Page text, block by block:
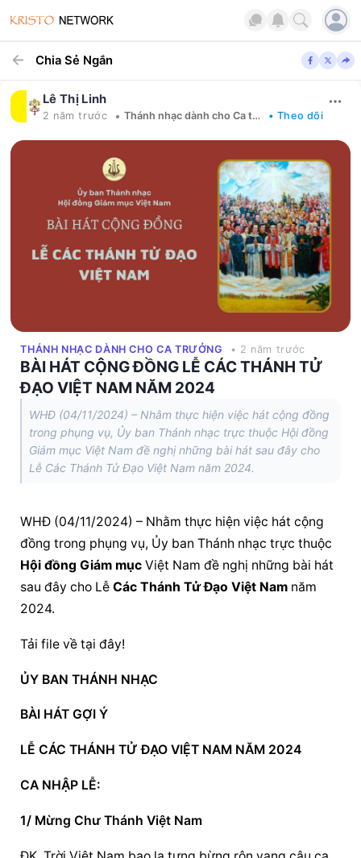
Chia Sẻ Ngắn
Lê Thị Linh
2 năm trước • Thánh nhạc dành cho Ca trưởng • Theo dõi
THÁNH NHẠC DÀNH CHO CA TRƯỞNG • 2 năm trước
BÀI HÁT CỘNG ĐỒNG LỄ CÁC THÁNH TỬ
ĐẠO VIỆT NAM NĂM 2024
WHĐ (04/11/2024) – Nhằm thực hiện việc hát cộng đồng
trong phụng vụ, Ủy ban Thánh nhạc trực thuộc Hội đồng
Giám mục Việt Nam đề nghị những bài hát sau đây cho
Lễ Các Thánh Tử Đạo Việt Nam năm 2024.
WHĐ (04/11/2024) – Nhằm thực hiện việc hát cộng
Hội đồng Giám mục Việt Nam đề nghị những bài hát
sau đây cho Lễ Các Thánh Tử Đạo Việt Nam năm
2024.
Tải file về tại đây!
ỦY BAN THÁNH NHẠC
BÀI HÁT GỢI Ý
LỄ CÁC THÁNH TỬ ĐẠO VIỆT NAM NĂM 2024
CA NHẬP LỄ:
1/ Mừng Chư Thánh Việt Nam